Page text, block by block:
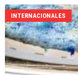
INTERNACIONALES